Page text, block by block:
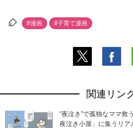
#漫画 #子育て漫画
関連リン
“夜泣き”で孤独なママ救
夜泣き小屋」に集うリア